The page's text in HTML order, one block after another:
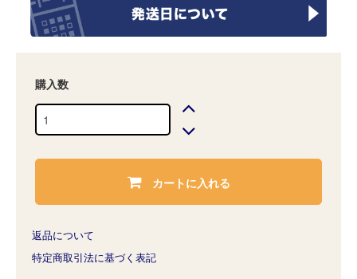
購入数
カートに入れる
返品について
特定商取引法に基づく表記